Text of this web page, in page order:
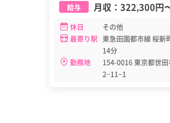
給与 月収： 322,300円
休日
その他
最寄り駅 東急田園都市線 桜新
14分
勤務地
154-0016 東京都世
2−11−1